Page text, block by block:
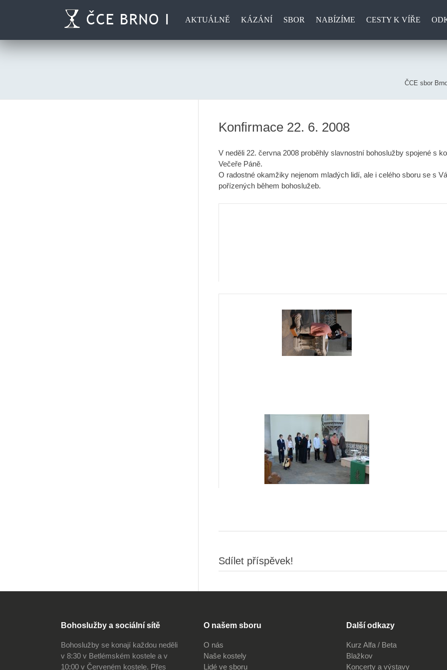
AKTUÁLNĚ KÁZÁNÍ SBOR NABÍZÍME CESTY K VÍŘE
ČCE sbor
Konfirmace 22. 6. 2008
V neděli 22. června 2008 proběhly slavnostní bohoslužby spojené s
Večeře Páně.
O radostné okamžiky nejenom mladých lidí, ale i celého sboru se s
pořízených během bohoslužeb.
Sdílet příspěvek!
Bohoslužby a sociální sítě
Bohoslužby se konají každou neděli
v 8:30 v Betlémském kostele a v
10:00 v Červeném kostele. Přes
O našem sboru
O nás
Naše kostely
Lidé ve sboru
Další odkazy
Kurz Alfa / Beta
Blažkov
Koncerty a výstavy